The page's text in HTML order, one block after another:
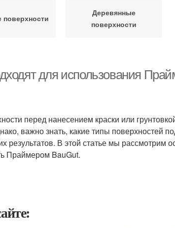
Деревянные
поверхности
для использования
перед нанесением краски или
важно знать, какие типы поверхностей
результатов. В этой статье мы рассмотрим
Праймером BauGut.